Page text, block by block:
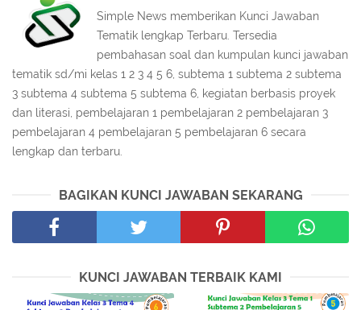
Simple News memberikan Kunci Jawaban
Tematik lengkap Terbaru. Tersedia
pembahasan soal dan kumpulan kunci jawaban
tematik sd/mi kelas 1 2 3 4 5 6, subtema 1 subtema 2 subtema
3 subtema 4 subtema 5 subtema 6, kegiatan berbasis proyek
dan literasi, pembelajaran 1 pembelajaran 2 pembelajaran 3
pembelajaran 4 pembelajaran 5 pembelajaran 6 secara
lengkap dan terbaru.
BAGIKAN KUNCI JAWABAN SEKARANG
KUNCI JAWABAN TERBAIK KAMI